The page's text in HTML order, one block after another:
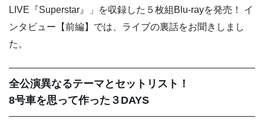
LIVE『Superstar』」を収録した５枚組Blu-rayを発売！ イ
ンタビュー【前編】では、ライブの裏話をお聞きしまし
た。
全公演異なるテーマとセットリスト！
8号車を思って作った３DAYS